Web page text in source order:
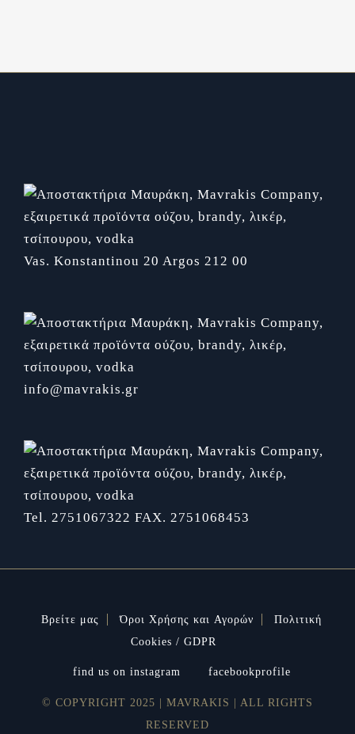
Vas. Konstantinou 20 Argos 212 00
info@mavrakis.gr
Tel. 2751067322 FAX. 2751068453
Βρείτε μας Όροι Χρήσης και Αγορών
Πολιτική
Cookies / GDPR
find us on instagram facebookprofile
© COPYRIGHT 2025 | MAVRAKIS | ALL RIGHTS
RESERVED